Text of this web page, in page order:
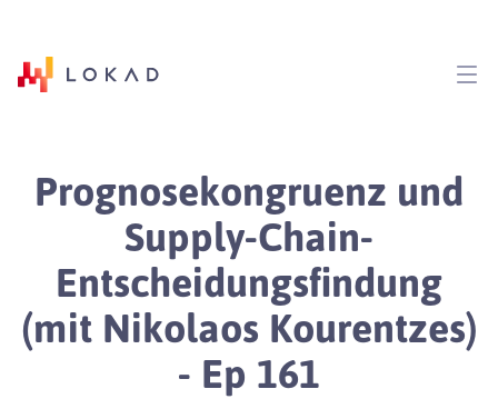
Prognosekongruenz und
Supply-Chain-
Entscheidungsfindung
(mit Nikolaos Kourentzes)
- Ep 161